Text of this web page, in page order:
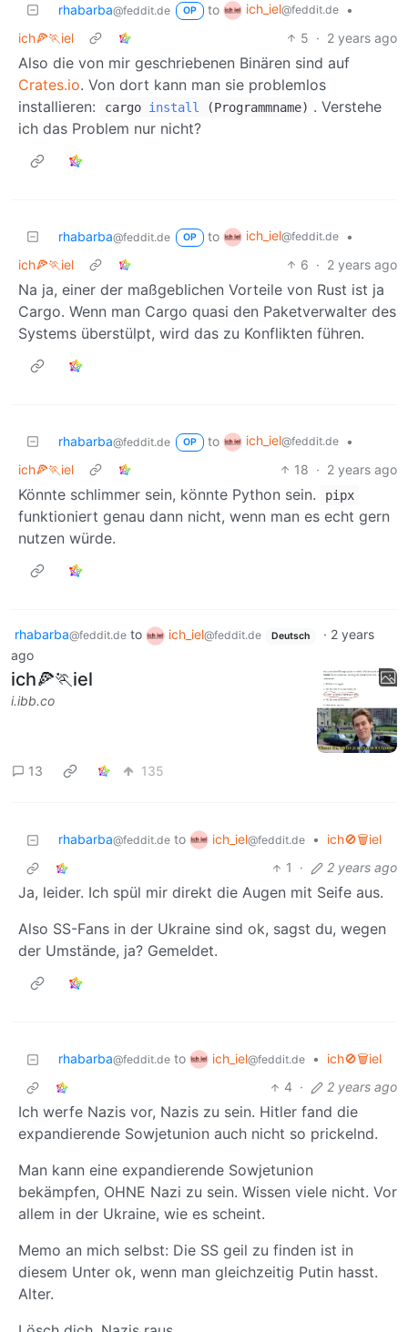
rhabarba@feddit.de OP to ich_iel@feddit.de
•
ich🍕🏃iel
5 · 2 years ago
Also die von mir geschriebenen Binären sind auf
Crates.io. Von dort kann man sie problemlos
installieren:
cargo install (Programmname) . Verstehe
ich das Problem nur nicht?
rhabarba@feddit.de OP to ich_iel@feddit.de
•
ich🍕🏃iel
6 · 2 years ago
Na ja, einer der maßgeblichen Vorteile von Rust ist ja
Cargo. Wenn man Cargo quasi den Paketverwalter des
Systems überstülpt, wird das zu Konflikten führen.
rhabarba@feddit.de OP to ich_iel@feddit.de
•
ich🍕🏃iel
18 · 2 years ago
Könnte schlimmer sein, könnte Python sein. pipx
funktioniert genau dann nicht, wenn man es echt gern
nutzen würde.
rhabarba@feddit.de to ich_iel@feddit.de Deutsch · 2 years
ago
ich🍕🏃iel
i.ibb.co
13 135
rhabarba@feddit.de to ich_iel@feddit.de •
ich🚫🗑️iel
1
· 2 years ago
Ja, leider. Ich spül mir direkt die Augen mit Seife aus.
Also SS-Fans in der Ukraine sind ok, sagst du, wegen
der Umstände, ja? Gemeldet.
rhabarba@feddit.de to ich_iel@feddit.de •
ich🚫🗑️iel
4 · 2 years ago
Ich werfe Nazis vor, Nazis zu sein. Hitler fand die
expandierende Sowjetunion auch nicht so prickelnd.
Man kann eine expandierende Sowjetunion
bekämpfen, OHNE Nazi zu sein. Wissen viele nicht. Vor
allem in der Ukraine, wie es scheint.
Memo an mich selbst: Die SS geil zu finden ist in
diesem Unter ok, wenn man gleichzeitig Putin hasst.
Alter.